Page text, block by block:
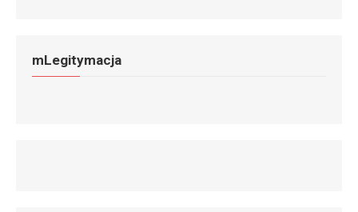
mLegitymacja